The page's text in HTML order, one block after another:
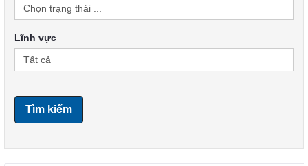
Lĩnh vực
Tìm kiếm